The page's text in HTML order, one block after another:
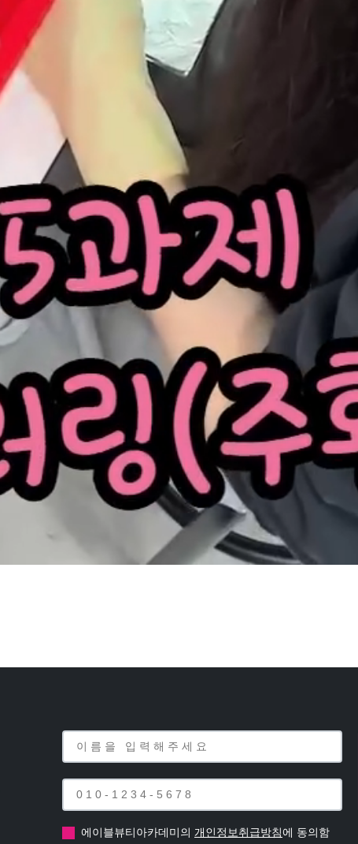
에이블뷰티아카데미의 개인정보취급방침에 동의함